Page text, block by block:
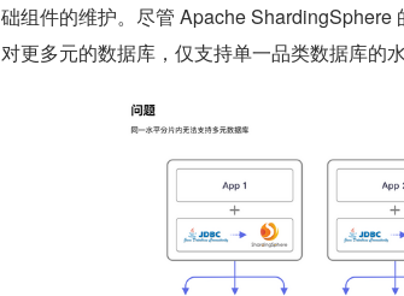
础组件的维护。尽管 Apache
对更多元的数据库，仅支持单一品类数据库的